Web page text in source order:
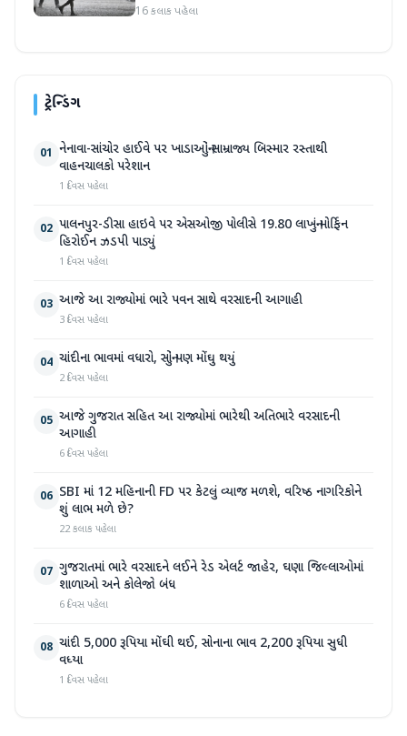
16 કલાક પહેલા
ટ્રેન્ડિંગ
01 નેનાવા-સાંચોર હાઈવે પર ખાડાઓનું સામ્રાજ્ય બિસ્માર રસ્તાથી
વાહનચાલકો પરેશાન
1 દિવસ પહેલા
02 પાલનપુર-ડીસા હાઇવે પર એસઓજી પોલીસે 19.80 લાખનું મોર્ફિન
હિરોઈન ઝડપી પાડ્યું
1 દિવસ પહેલા
03 આજે આ રાજ્યોમાં ભારે પવન સાથે વરસાદની આગાહી
3 દિવસ પહેલા
04 ચાંદીના ભાવમાં વધારો, સોનું પણ મોંઘુ થયું
2 દિવસ પહેલા
05 આજે ગુજરાત સહિત આ રાજ્યોમાં ભારેથી અતિભારે વરસાદની
આગાહી
6 દિવસ પહેલા
06 SBI માં 12 મહિનાની FD પર કેટલું વ્યાજ મળશે, વરિષ્ઠ નાગરિકોને
શું લાભ મળે છે?
22 કલાક પહેલા
07 ગુજરાતમાં ભારે વરસાદને લઈને રેડ એલર્ટ જાહેર, ઘણા જિલ્લાઓમાં
શાળાઓ અને કોલેજો બંધ
6 દિવસ પહેલા
08 ચાંદી 5,000 રૂપિયા મોંઘી થઈ, સોનાના ભાવ 2,200 રૂપિયા સુધી
વધ્યા
1 દિવસ પહેલા